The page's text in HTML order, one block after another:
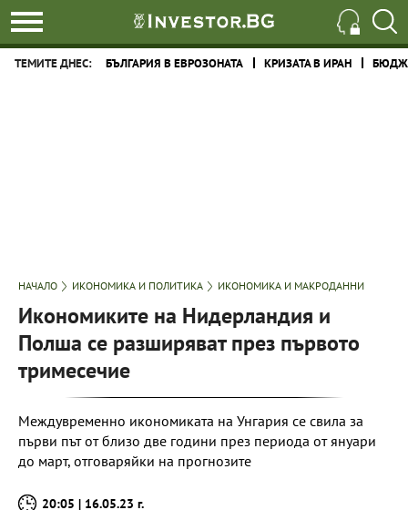
ТЕМИТЕ ДНЕС: БЪЛГАРИЯ В ЕВРОЗОНАТА КРИЗАТА В ИРАН
НАЧАЛО ИКОНОМИКА И ПОЛИТИКА ИКОНОМИКА И МАКРОДАННИ
Икономиките на Нидерландия и
Полша се разширяват през първото
тримесечие
Междувременно икономиката на Унгария се свила за
първи път от близо две години през периода от януари
до март, отговаряйки на прогнозите
20:05 | 16.05.23 г.